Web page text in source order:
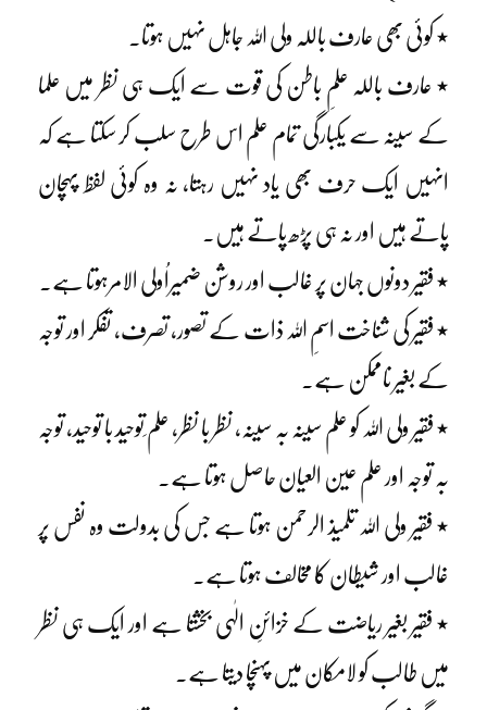
٭ کوئی بھی عارف باللہ ولی اللہ جاہل نہیں ہوتا۔
٭ عارف باللہ علمِ باطن کی قوت سے ایک ہی نظر میں علما
کے سینہ سے یکبارگی تمام علم اس طرح سلب کر سکتا ہے کہ
انہیں ایک حرف بھی یاد نہیں رہتا، نہ وہ کوئی لفظ پہچان
پاتے ہیں اور نہ ہی پڑھ پاتے ہیں۔
٭ فقیر دونوں جہان پر غالب اور روشن ضمیراُولی الامرہوتا ہے۔
٭ فقیر کی شناخت اسمِ اللہ ذات کے تصور، تصرف، تفکر اور توجہ
کے بغیر ناممکن ہے۔
٭ فقیر ولی اللہ کو علم سینہ بہ سینہ، نظر با نظر، علم ِتوحید با توحید، توجہ
بہ توجہ اور علم عین العیان حاصل ہوتا ہے۔
٭ فقیر ولی اللہ تلمیذ الرحمن ہوتا ہے جس کی بدولت وہ نفس پر
غالب اور شیطان کا مخالف ہوتا ہے۔
٭ فقیر بغیر ریاضت کے خزائنِ الٰہی بخشتا ہے اور ایک ہی نظر
میں طالب کو لامکان میں پہنچا دیتا ہے۔